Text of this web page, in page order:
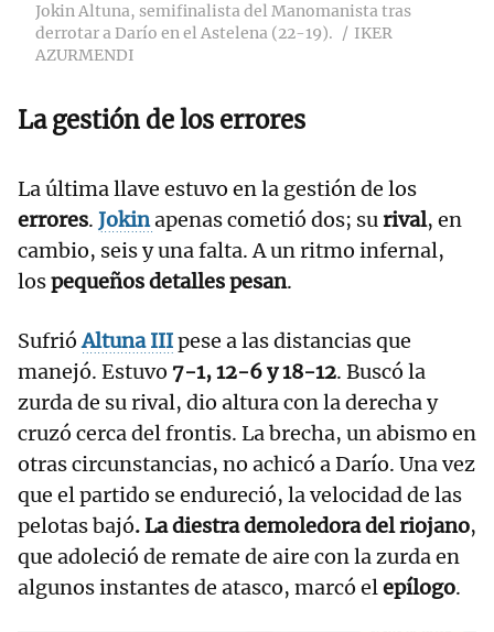
Jokin Altuna, semifinalista del Manomanista tras
derrotar a Darío en el Astelena (22-19).
IKER
AZURMENDI
La gestión de los errores
La última llave estuvo en la gestión de los
errores. Jokinapenas cometió dos; surival, en
cambio, seis y una falta. A un ritmo infernal,
lospequeños detalles pesan.
SufrióAltuna IIIpese a las distancias que
manejó. Estuvo 7-1, 12-6 y 18-12. Buscó la
zurda de su rival, dio altura con la derecha y
cruzó cerca del frontis. La brecha, un abismo en
otras circunstancias, no achicó a Darío. Una vez
que el partido se endureció, la velocidad de las
pelotas bajó. La diestra demoledora del riojano,
que adoleció de remate de aire con la zurda en
algunos instantes de atasco, marcó elepílogo.